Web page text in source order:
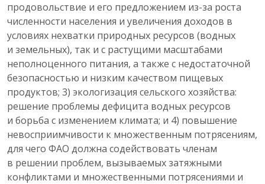
продовольствие и его предложением из-за роста
численности населения и увеличения доходов в
условиях нехватки природных ресурсов (водных
и земельных), так и с растущими масштабами
неполноценного питания, а также с недостаточной
безопасностью и низким качеством пищевых
продуктов; 3) экологизация сельского хозяйства:
решение проблемы дефицита водных ресурсов
и борьба с изменением климата; и 4) повышение
невосприимчивости к множественным потрясениям,
для чего ФАО должна содействовать членам
в решении проблем, вызываемых затяжными
конфликтами и множественными потрясениями и